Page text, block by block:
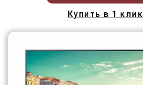
Купить в 1 клик